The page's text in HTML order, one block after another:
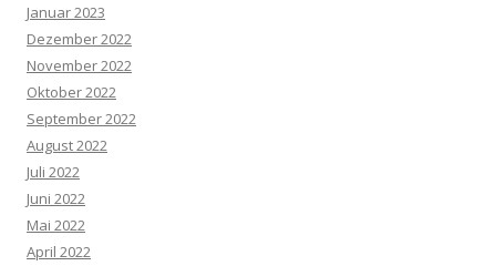
Januar 2023
Dezember 2022
November 2022
Oktober 2022
September 2022
August 2022
Juli 2022
Juni 2022
Mai 2022
April 2022